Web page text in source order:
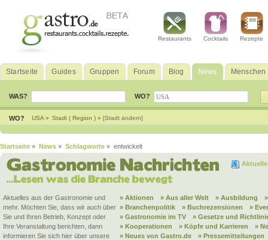
Restaurants Cocktails Rezepte
Startseite Guides Gruppen Forum Blog News Menschen
WAS? WO?
WO? USA » Stadt ( Region ) » [Stadt ändern]
Startseite » News » Schlagworte » entwickelt
Aktuelles aus der Gastronomie und
mehr. Möchten Sie, dass wir auch über
Sie und Ihren Betrieb, Konzept oder
Ihre Veranstaltung berichten, dann
informieren Sie sich hier über unsere
» Aktionen » Aus aller Welt » Ausbildung
» Branchenpolitik
» Buchrezensionen
»
» Gastronomie im TV
» Gesetze und
» Kooperationen
» Köpfe und Karrieren
»
» Neues von Gastro.de
» Pressemitteilungen